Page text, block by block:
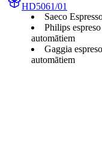
HD5061/01
Saeco
Philips
automātiem
Gaggia
automātiem